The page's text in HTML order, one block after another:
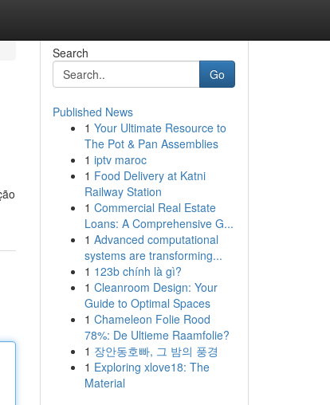
Search
Go
Published News
1 Your Ultimate Resource to
The Pot & Pan Assemblies
1 iptv maroc
1 Food Delivery at Katni
Railway Station
1 Commercial Real Estate
Loans: A Comprehensive G...
1 Advanced computational
systems are transforming...
1 123b chính là gì?
1 Cleanroom Design: Your
Guide to Optimal Spaces
1 Chameleon Folie Rood
78%: De Ultieme Raamfolie?
1 장안동호빠, 그 밤의 풍경
1 Exploring xlove18: The
Material